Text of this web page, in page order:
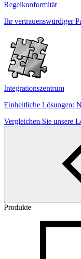
Regelkonformität
Ihr vertrauenswürdiger
Integrationszentrum
Einheitliche Lösungen:
Vergleichen Sie unsere
Produkte